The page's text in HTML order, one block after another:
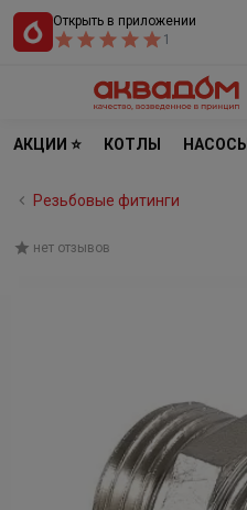
Открыть в приложении
1
АКЦИИ ⭐ КОТЛЫ НАСОСЫ
Резьбовые фитинги
нет отзывов